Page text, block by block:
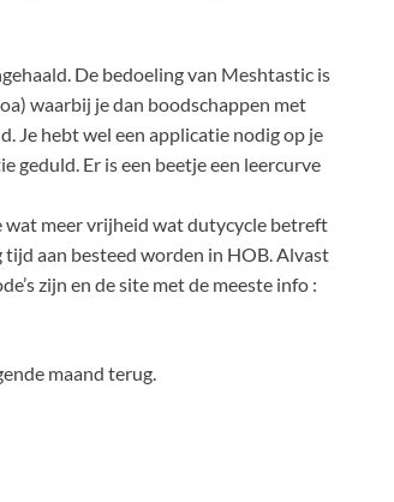
De bedoeling van Meshtastic is
waarbij je dan boodschappen met
Je hebt wel een applicatie nodig op je
geduld. Er is een beetje een leercurve
wat meer vrijheid wat dutycycle betreft
aan besteed worden in HOB. Alvast
zijn en de site met de meeste info :
maand terug.